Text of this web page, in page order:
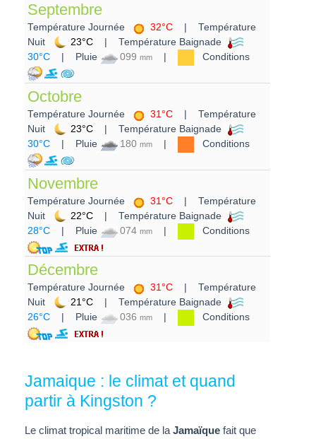
Septembre
Température Journée 32°C | Température
Nuit
23°C | Température Baignade
30°C | Pluie 099 mm Conditions
Octobre
Température Journée 31°C | Température
Nuit
23°C | Température Baignade
30°C | Pluie 180 mm Conditions
Novembre
Température Journée 31°C | Température
Nuit
22°C | Température Baignade
28°C | Pluie 074 mm Conditions
Décembre
Température Journée 31°C | Température
Nuit
21°C | Température Baignade
26°C | Pluie 036 mm Conditions
Jamaique : le climat et quand
partir à Kingston ?
Le climat tropical maritime de la Jamaïque fait que